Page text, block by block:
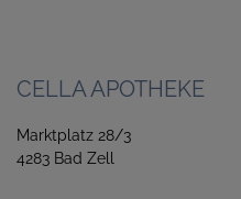
CELLA APOTHEKE
Marktplatz 28/3
4283 Bad Zell